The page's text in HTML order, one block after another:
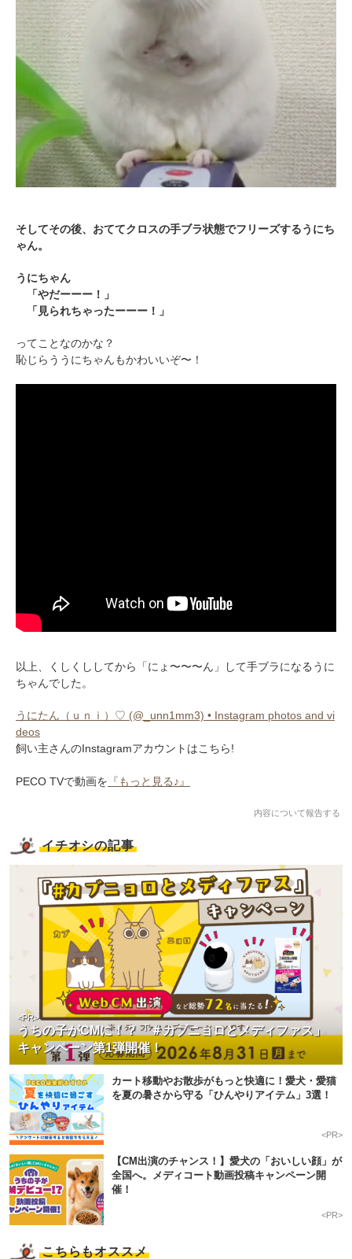
そしてその後、おててクロスの手ブラ状態でフリーズするうにち
ゃん。
うにちゃん
「やだーーー！」
「見られちゃったーーー！」
ってことなのかな？
恥じらううにちゃんもかわいいぞ〜！
以上、くしくししてから「にょ〜〜〜ん」して手ブラになるうに
ちゃんでした。
うにたん（ｕｎｉ）♡ (@_unn1mm3) • Instagram photos and vi
deos
飼い主さんのInstagramアカウントはこちら!
PECO TVで動画を 『もっと見る♪』
内容について報告する
イチオシの記事
うちの子がCMに！？「＃カブニョロとメディファス」
キャンペーン第1弾開催！
<PR>
カート移動やお散歩がもっと快適に！愛犬・愛猫
を夏の暑さから守る「ひんやりアイテム」3選！
<PR>
【CM出演のチャンス！】愛犬の「おいしい顔」が
全国へ。メディコート動画投稿キャンペーン開
催！
<PR>
こちらもオススメ